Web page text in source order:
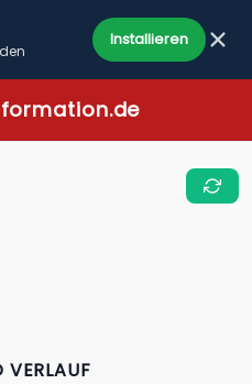
Installieren
VERLAUF